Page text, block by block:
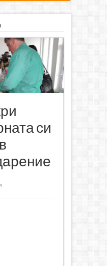
си